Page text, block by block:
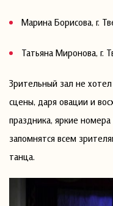
Марина Борисова, г.
Татьяна Миронова, г.
Зрительный зал не хотел
сцены, даря овации и
праздника, яркие
запомнятся всем
танца.